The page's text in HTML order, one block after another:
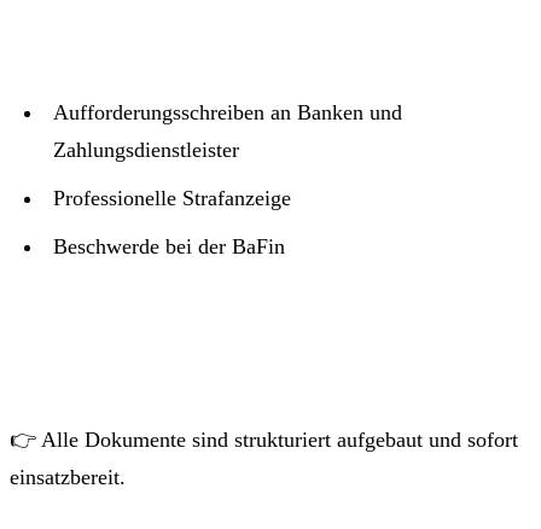
Aufforderungsschreiben an Banken und
Zahlungsdienstleister
Professionelle Strafanzeige
Beschwerde bei der BaFin
👉 Alle Dokumente sind strukturiert aufgebaut und sofort
einsatzbereit.